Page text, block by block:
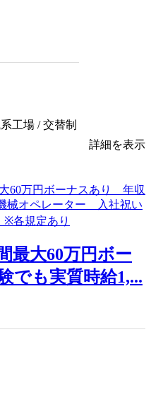
工場 / 交替制
詳細を表示
最大60万円ボー
でも実質時給1,...